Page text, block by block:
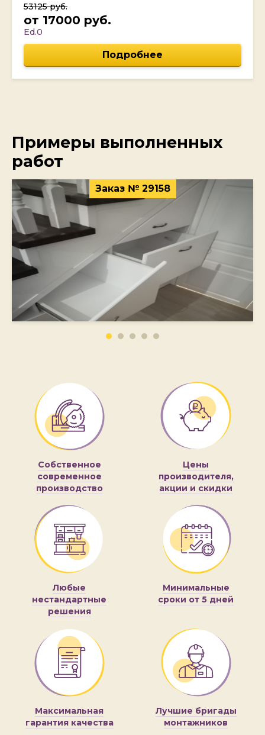
53125 руб.
от 17000 руб.
Ed.0
Подробнее
Примеры выполненных
работ
Заказ № 29158
Собственное
современное
производство
Цены
производителя,
акции и скидки
Любые
нестандартные
решения
Минимальные
сроки от 5 дней
Максимальная
гарантия качества
Лучшие бригады
монтажников